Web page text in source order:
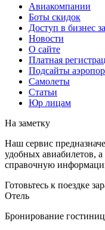
Авиакомпании
Боты скидок
Доступ в бизнес
Новости
О сайте
Платная
Подсайты
Самолеты
Статьи
Юр лицам
На заметку
Наш сервис
удобных авиабилетов,
справочную
Готовьтесь к поездке
Отель
Бронирование